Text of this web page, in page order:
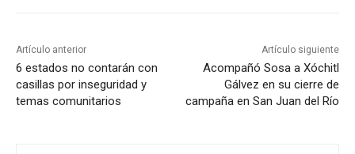
Artículo anterior
6 estados no contarán con
casillas por inseguridad y
temas comunitarios
Artículo siguiente
Acompañó Sosa a Xóchitl
Gálvez en su cierre de
campaña en San Juan del Río